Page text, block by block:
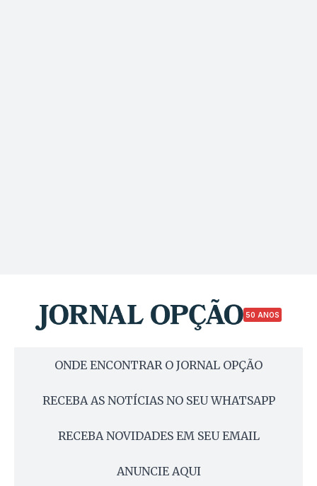
50 ANOS
ONDE ENCONTRAR O JORNAL OPÇÃO
RECEBA AS NOTÍCIAS NO SEU WHATSAPP
RECEBA NOVIDADES EM SEU EMAIL
ANUNCIE AQUI